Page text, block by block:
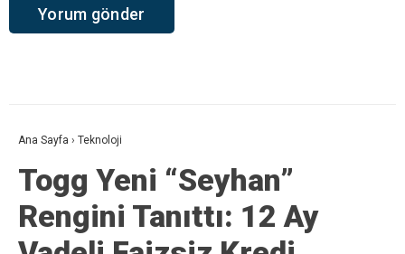
Ana Sayfa › Teknoloji
Togg Yeni “Seyhan”
Rengini Tanıttı: 12 Ay